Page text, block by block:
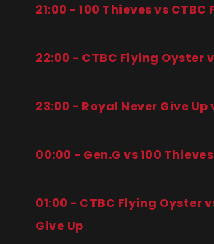
21:00 - 100 Thieves vs
22:00 - CTBC Flying Oyster
23:00 - Royal Never Give Up
00:00 - Gen.G vs 100 Thieves
01:00 - CTBC Flying Oyster
Give Up